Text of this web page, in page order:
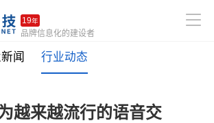
19年
品牌信息化的建设者
闻 行业动态
越来越流行的语音交